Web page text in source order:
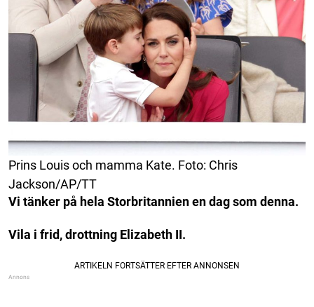
Prins Louis och mamma Kate. Foto: Chris
Jackson/AP/TT
Vi tänker på hela Storbritannien en dag som denna.
Vila i frid, drottning Elizabeth II.